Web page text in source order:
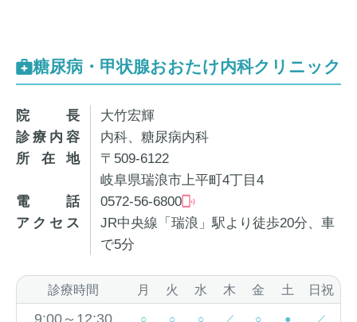
糖尿病・甲状腺おおたけ内科クリニック
院長
大竹宏輝
診療内容
内科、糖尿病内科
所在地
〒509-6122
岐阜県瑞浪市上平町4丁目4
電話
0572-56-6800
アクセス
JR中央線「瑞浪」駅より徒歩20分、車
で5分